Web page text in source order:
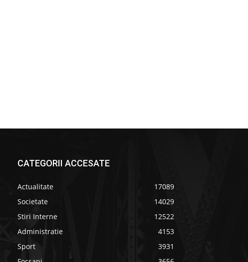
CATEGORII ACCESATE
Actualitate
17089
Societate
14029
Stiri Interne
12522
Administratie
4153
Sport
3931